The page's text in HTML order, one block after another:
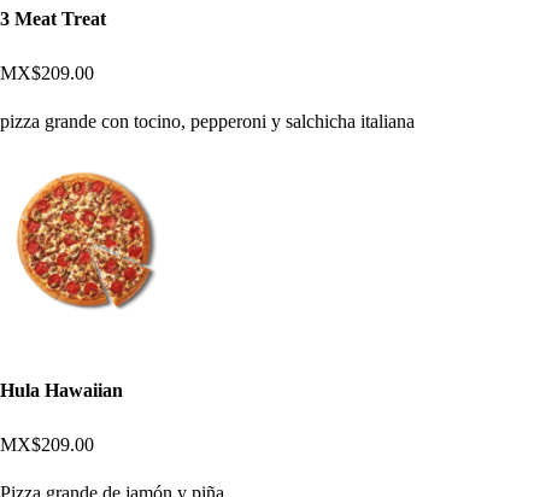
3 Meat Treat
MX$209.00
pizza grande con tocino, pepperoni y salchicha italiana
Hula Hawaiian
MX$209.00